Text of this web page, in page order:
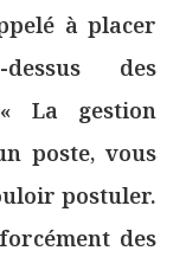
à placer
des
La gestion
poste, vous
postuler.
des